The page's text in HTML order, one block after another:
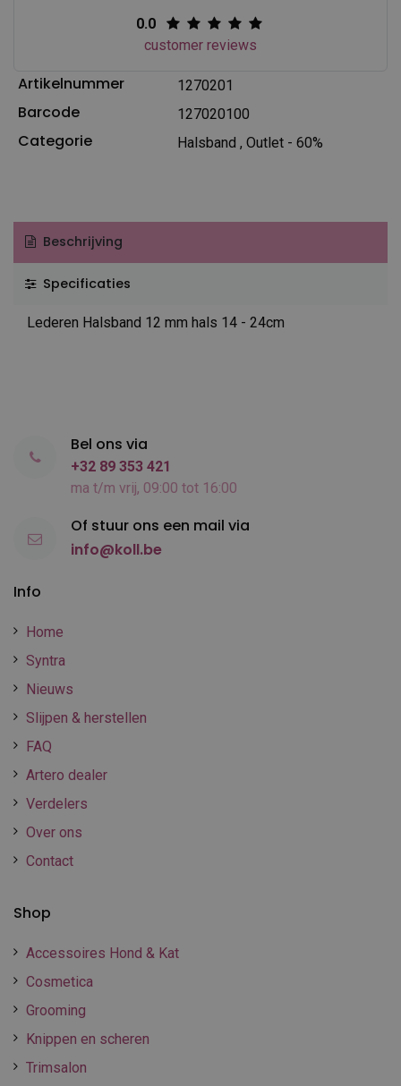
0.0
customer reviews
Artikelnummer 1270201
Barcode 127020100
Categorie Halsband , Outlet - 60%
Beschrijving
Specificaties
Lederen Halsband 12 mm hals 14 - 24cm
Info
Home
Syntra
Nieuws
Slijpen & herstellen
FAQ
Artero dealer
Verdelers
Over ons
Contact
Shop
Accessoires Hond & Kat
Cosmetica
Grooming
Knippen en scheren
Trimsalon
Bel ons via
+32 89 353 421
ma t/m vrij, 09:00 tot 16:00
Of stuur ons een mail via
info@koll.be